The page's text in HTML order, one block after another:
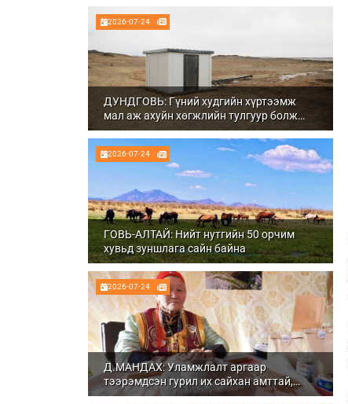
2026-07-24
ДУНДГОВЬ: Гүний худгийн хүртээмж
мал аж ахуйн хөгжлийн тулгуур болж
байна
2026-07-24
ГОВЬ-АЛТАЙ: Нийт нутгийн 50 орчим
хувьд зуншлага сайн байна
2026-07-24
Д.МАНДАХ: Уламжлалт аргаар
тээрэмдсэн гурил их сайхан амттай,
шим тэжээлтэй болдог